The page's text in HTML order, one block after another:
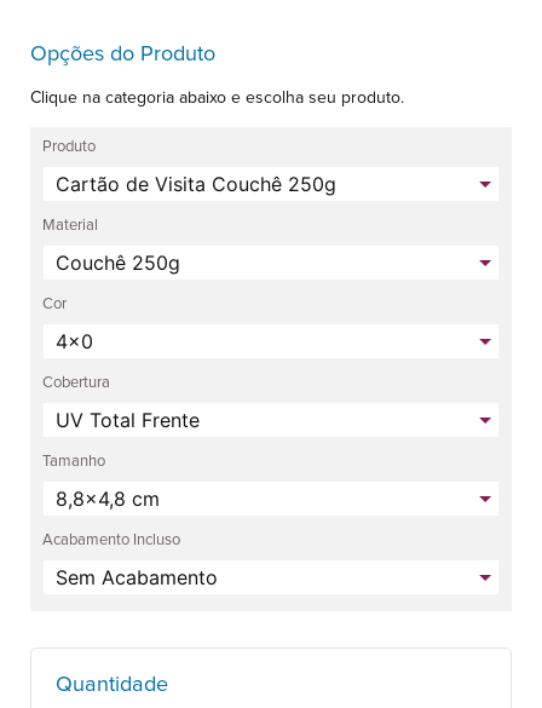
Opções do Produto
Clique na categoria abaixo e escolha seu produto.
Produto
Material
Cor
Cobertura
Tamanho
Acabamento Incluso
Quantidade